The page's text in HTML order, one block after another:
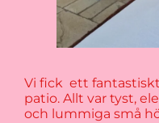
Vi fick ett
patio. Allt var tyst,
och lummiga små